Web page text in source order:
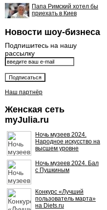
Папа Римский хотел бы
приехать в Киев
Новости шоу-бизнеса
Подпишитесь на нашу
рассылку
Наш партнёр
Женская сеть
myJulia.ru
Ночь музеев 2024.
Народное искусство на
высшем уровне
Ночь музеев 2024. Бал
с Пушкиным
Конкурс «Лучший
пользователь марта»
на Diets.ru